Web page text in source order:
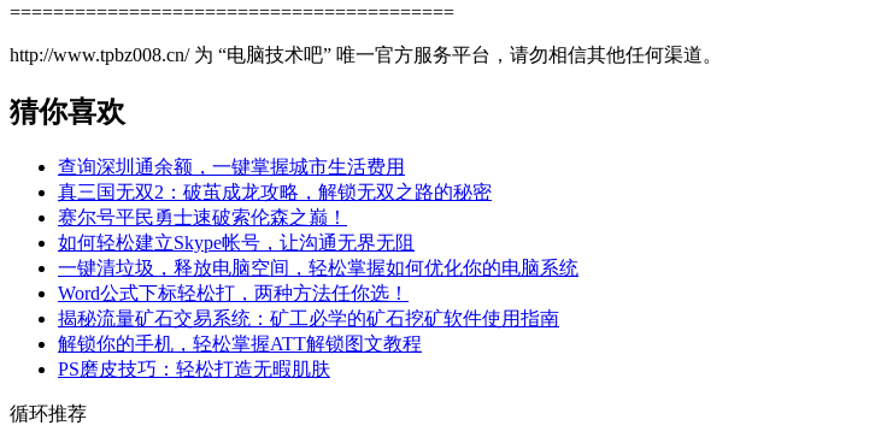
=========================================
http://www.tpbz008.cn/ 为 “电脑技术吧” 唯一官方服务平台，请勿相信其他任何渠道。
猜你喜欢
查询深圳通余额，一键掌握城市生活费用
真三国无双2：破茧成龙攻略，解锁无双之路的秘密
赛尔号平民勇士速破索伦森之巅！
如何轻松建立Skype帐号，让沟通无界无阻
一键清垃圾，释放电脑空间，轻松掌握如何优化你的电脑系统
Word公式下标轻松打，两种方法任你选！
揭秘流量矿石交易系统：矿工必学的矿石挖矿软件使用指南
解锁你的手机，轻松掌握ATT解锁图文教程
PS磨皮技巧：轻松打造无暇肌肤
循环推荐